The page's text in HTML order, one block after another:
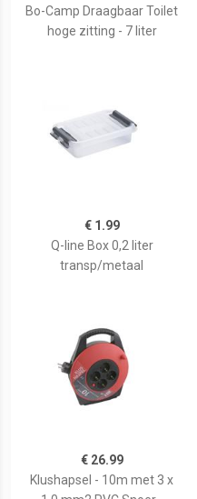
Bo-Camp Draagbaar Toilet
hoge zitting - 7 liter
€ 1.99
Q-line Box 0,2 liter
transp/metaal
€ 26.99
Klushapsel - 10m met 3 x